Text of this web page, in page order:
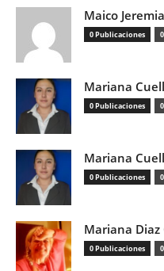
Maico
0 Publicaciones
Mariana
0 Publicaciones
Mariana
0 Publicaciones
Mariana Diaz
0 Publicaciones